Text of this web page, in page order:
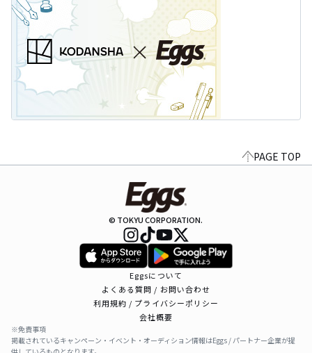
PAGE TOP
© TOKYU CORPORATION.
Eggsについて
よくある質問 / お問い合わせ
利用規約 / プライバシーポリシー
会社概要
※免責事項
掲載されているキャンペーン・イベント・オーディション情報はEggs / パートナー企業が提